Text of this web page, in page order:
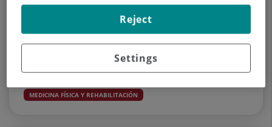
20 de marzo de 2026
El ejercicio físico combinando cardio y fuerza
es la mejor vacuna contra la fragilidad
MEDICINA FÍSICA Y REHABILITACIÓN
Settings
Reject